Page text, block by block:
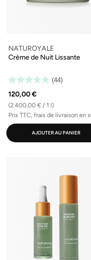
NATUROYALE
Crème de Nuit Lissante
(44)
120,00 €
(2 400,00 € / 1 l)
Prix TTC, frais de livraison en
AJOUTER AU PANIER